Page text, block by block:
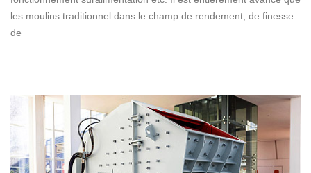
les moulins traditionnel dans le champ de rendement, de finesse
de